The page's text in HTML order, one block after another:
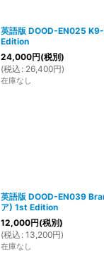
英語版 DOOD-EN025
Edition
24,000円(税別)
(税込 : 26,400円)
在庫なし
英語版 DOOD-EN039
ア) 1st Edition
12,000円(税別)
(税込 : 13,200円)
在庫なし